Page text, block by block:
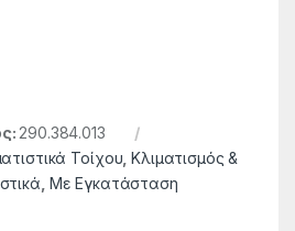
290.384.013
Τοίχου ,Κλιματισμός &
Με Εγκατάσταση